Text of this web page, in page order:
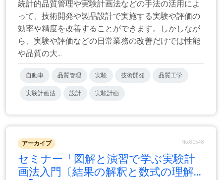
統計的品質管理や実験計画法などの手法の活用によ
って、技術開発や製品設計で実施する実験や評価の
効率や精度を改善することができます。しかしなが
ら、実験や評価などの日常業務の改善だけでは性能
や品質の大...
自動車 品質管理 実験 技術開発 品質工学
実験計画法 設計 実験計画
アーカイブ No.80548
セミナー「図解と演習で学ぶ実験計
画法入門〔結果の解釈と数式の理解...